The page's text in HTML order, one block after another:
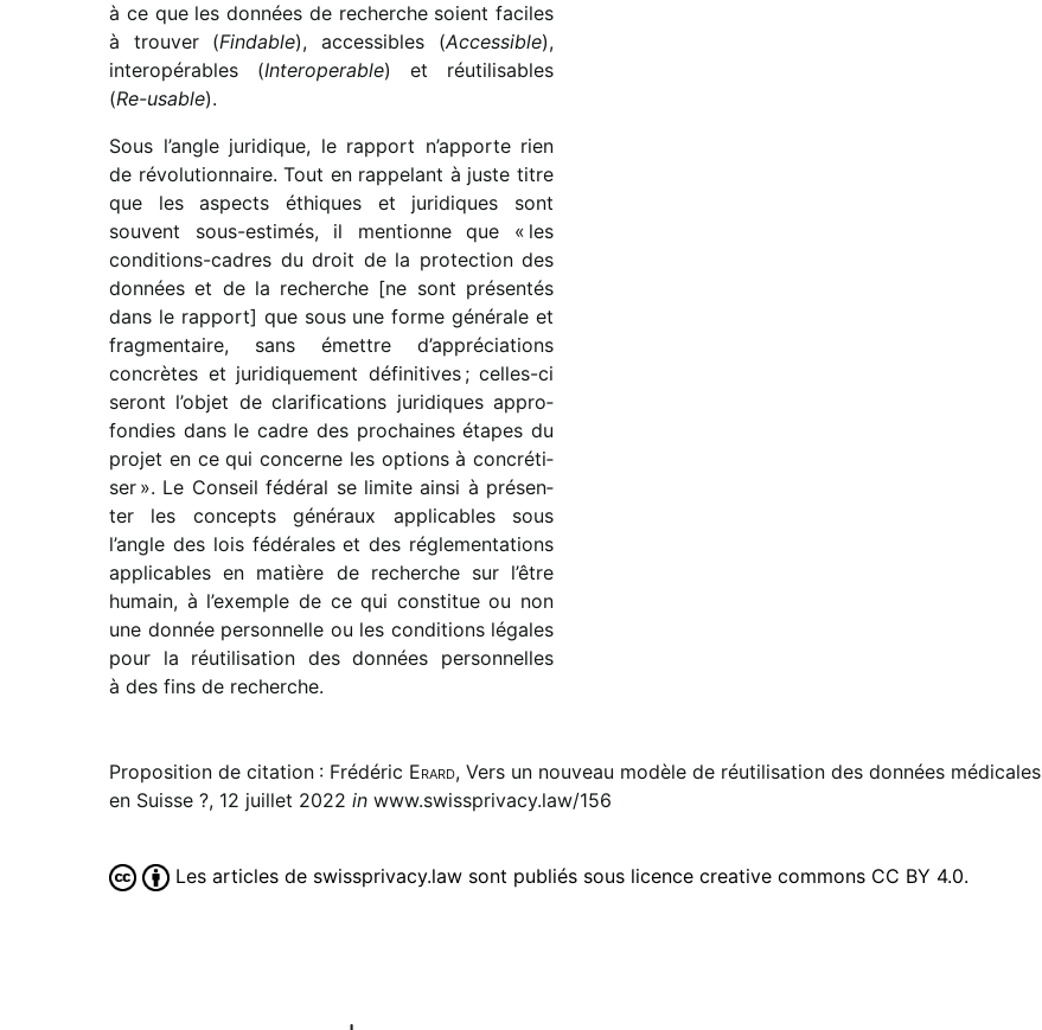
à ce que les données de recherche soient faciles
à trou­ver (Findable), acces­sibles (Accessible),
inter­opé­rables (Interoperable) et réuti­li­sables
(Re-usable).
Sous l’angle juri­dique, le rapport n’apporte rien
de révo­lu­tion­naire. Tout en rappe­lant à juste titre
que les aspects éthiques et juri­diques sont
souvent sous-esti­més, il mentionne que « les
condi­tions-cadres du droit de la protec­tion des
données et de la recherche [ne sont présen­tés
dans le rapport] que sous une forme géné­rale et
frag­men­taire, sans émettre d’appréciations
concrètes et juri­di­que­ment défi­ni­tives ; celles-ci
seront l’objet de clari­fi­ca­tions juri­diques appro­
fon­dies dans le cadre des prochaines étapes du
projet en ce qui concerne les options à concré­ti­
ser ». Le Conseil fédé­ral se limite ainsi à présen­
ter les concepts géné­raux appli­cables sous
l’angle des lois fédé­rales et des régle­men­ta­tions
appli­cables en matière de recherche sur l’être
humain, à l’exemple de ce qui consti­tue ou non
une donnée person­nelle ou les condi­tions légales
pour la réuti­li­sa­tion des données person­nelles
à des fins de recherche.
Proposition de citation : Frédéric Erard, Vers un nouveau modèle de réutilisation des données médicales
en Suisse ?, 12 juillet 2022 in www.swissprivacy.law/156
Les articles de swissprivacy.law sont publiés sous licence creative commons CC BY 4.0.